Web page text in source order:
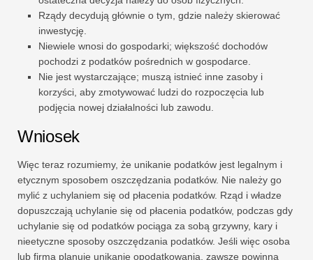
Rządy decydują głównie o tym, gdzie należy skierować
inwestycję.
Niewiele wnosi do gospodarki; większość dochodów
pochodzi z podatków pośrednich w gospodarce.
Nie jest wystarczające; muszą istnieć inne zasoby i
korzyści, aby zmotywować ludzi do rozpoczęcia lub
podjęcia nowej działalności lub zawodu.
Wniosek
Więc teraz rozumiemy, że unikanie podatków jest legalnym i
etycznym sposobem oszczędzania podatków. Nie należy go
mylić z uchylaniem się od płacenia podatków. Rząd i władze
dopuszczają uchylanie się od płacenia podatków, podczas gdy
uchylanie się od podatków pociąga za sobą grzywny, kary i
nieetyczne sposoby oszczędzania podatków. Jeśli więc osoba
lub firma planuje unikanie opodatkowania, zawsze powinna